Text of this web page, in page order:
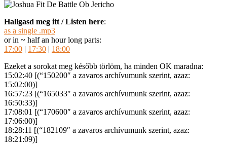
Hallgasd meg itt / Listen here:
as a single .mp3
or in ~ half an hour long parts:
17:00 | 17:30 | 18:00
Ezeket a sorokat meg később törlöm, ha minden OK maradna:
15:02:40 [(“150200″ a zavaros archívumunk szerint, azaz:
15:02:00)]
16:57:23 [(“165033″ a zavaros archívumunk szerint, azaz:
16:50:33)]
17:08:01 [(“170600″ a zavaros archívumunk szerint, azaz:
17:06:00)]
18:28:11 [(“182109″ a zavaros archívumunk szerint, azaz:
18:21:09)]